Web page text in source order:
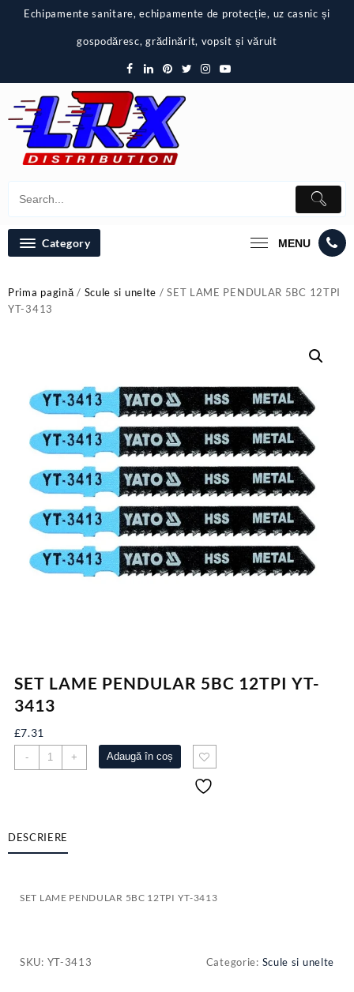
Echipamente sanitare, echipamente de protecție, uz casnic și
gospodăresc, grădinărit, vopsit și văruit
Category MENU
Prima pagină/ Scule si unelte / SET LAME PENDULAR 5BC 12TPI
YT-3413
SET LAME PENDULAR 5BC 12TPI YT-
3413
£7.31
-
Cantitate
SET
12TPI
YT-
+ Adaugă în coș
DESCRIERE
SET LAME PENDULAR 5BC 12TPI YT-3413
SKU: YT-3413 Categorie: Scule si unelte